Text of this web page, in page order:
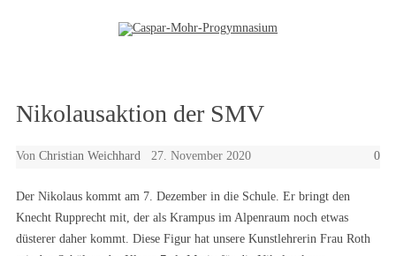
Nikolausaktion der SMV
Von Christian Weichhard 27. November 2020 0
Der Nikolaus kommt am 7. Dezember in die Schule. Er bringt den
Knecht Rupprecht mit, der als Krampus im Alpenraum noch etwas
düsterer daher kommt. Diese Figur hat unsere Kunstlehrerin Frau Roth